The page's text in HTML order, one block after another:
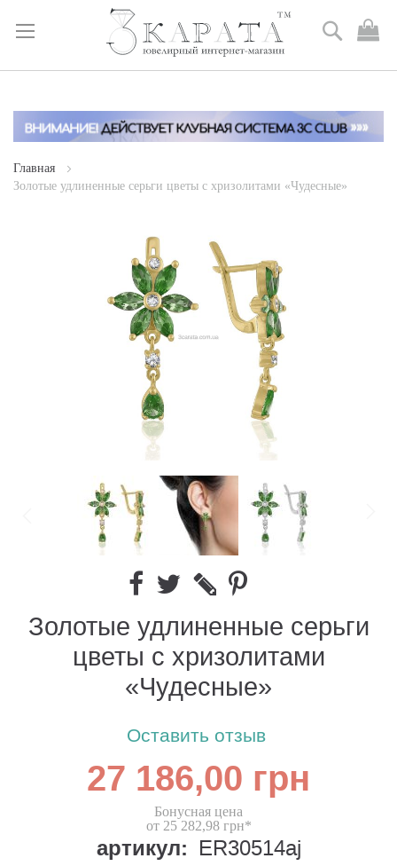
Skip
Content
Поиск
Главная
Золотые удлиненные серьги цветы с хризолитами «Чудесные»
Золотые удлиненные серьги
цветы с хризолитами
«Чудесные»
Оставить отзыв
27 186,00 грн
Бонусная цена
от 25 282,98 грн*
артикул: ER30514aj